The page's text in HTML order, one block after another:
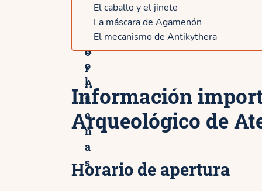
ñ
o
l
o
r
A
t
e
n
a
s
El caballo y el jinete
La máscara de Agamenón
El mecanismo de Antikythera
Información
Arqueológico de
Horario de apertura